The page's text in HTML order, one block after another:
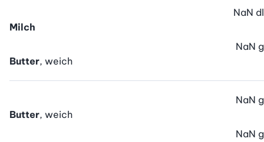
Milch
NaN dl
Butter, weich
NaN g
Butter, weich
NaN g
NaN g